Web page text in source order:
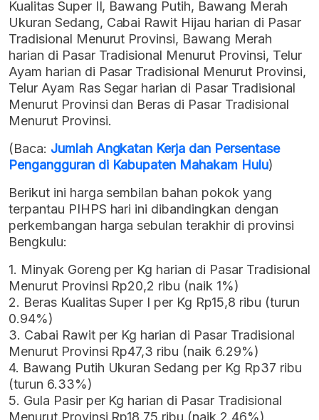
Kualitas Super II, Bawang Putih, Bawang Merah
Ukuran Sedang, Cabai Rawit Hijau harian di Pasar
Tradisional Menurut Provinsi, Bawang Merah
harian di Pasar Tradisional Menurut Provinsi, Telur
Ayam harian di Pasar Tradisional Menurut Provinsi,
Telur Ayam Ras Segar harian di Pasar Tradisional
Menurut Provinsi dan Beras di Pasar Tradisional
Menurut Provinsi.
(Baca: Jumlah Angkatan Kerja dan Persentase
Pengangguran di Kabupaten Mahakam Hulu)
Berikut ini harga sembilan bahan pokok yang
terpantau PIHPS hari ini dibandingkan dengan
perkembangan harga sebulan terakhir di provinsi
Bengkulu:
1. Minyak Goreng per Kg harian di Pasar Tradisional
Menurut Provinsi Rp20,2 ribu (naik 1%)
2. Beras Kualitas Super I per Kg Rp15,8 ribu (turun
0.94%)
3. Cabai Rawit per Kg harian di Pasar Tradisional
Menurut Provinsi Rp47,3 ribu (naik 6.29%)
4. Bawang Putih Ukuran Sedang per Kg Rp37 ribu
(turun 6.33%)
5. Gula Pasir per Kg harian di Pasar Tradisional
Menurut Provinsi Rp18,75 ribu (naik 2.46%)